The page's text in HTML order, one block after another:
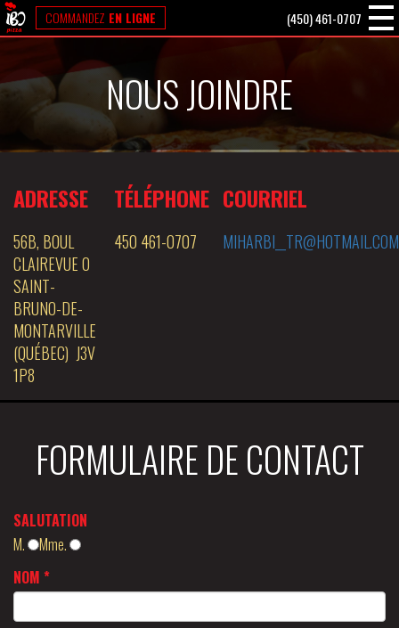
(450) 461-0707
COMMANDEZ EN LIGNE
SPÉCIAUX
EN
NOUS JOINDRE
ADRESSE
56B, BOUL
CLAIREVUE O
SAINT-
BRUNO-DE-
MONTARVILLE
(QUÉBEC) J3V
1P8
TÉLÉPHONE
450 461-0707
COURRIEL
MIHARBI__TR@HOTMAIL.COM
FORMULAIRE DE CONTACT
SALUTATION
M.
Mme.
NOM *